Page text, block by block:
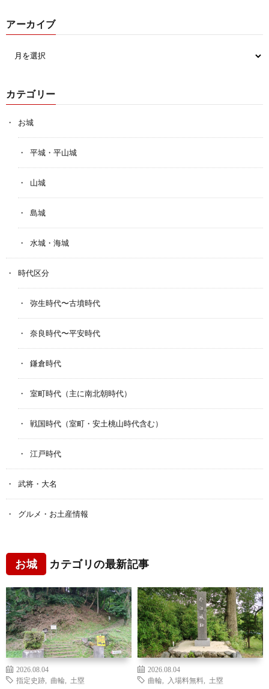
アーカイブ
カテゴリー
お城
平城・平山城
山城
島城
水城・海城
時代区分
弥生時代〜古墳時代
奈良時代〜平安時代
鎌倉時代
室町時代（主に南北朝時代）
戦国時代（室町・安土桃山時代含む）
江戸時代
武将・大名
グルメ・お土産情報
お城 カテゴリの最新記事
2026.08.04
指定史跡
曲輪 土塁
2026.08.04
曲輪
入場料無料 土塁